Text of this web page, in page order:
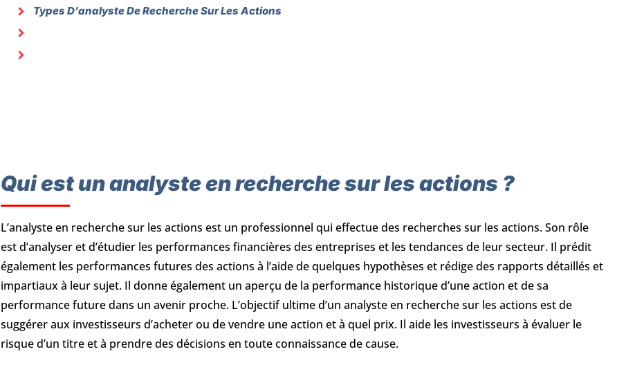
Types D’analyste De Recherche Sur Les Actions
Qui est un analyste en recherche sur les actions ?
L’analyste en recherche sur les actions est un professionnel qui effectue des recherches sur les actions. Son rôle
est d’analyser et d’étudier les performances financières des entreprises et les tendances de leur secteur. Il prédit
également les performances futures des actions à l’aide de quelques hypothèses et rédige des rapports détaillés et
impartiaux à leur sujet. Il donne également un aperçu de la performance historique d’une action et de sa
performance future dans un avenir proche. L’objectif ultime d’un analyste en recherche sur les actions est de
suggérer aux investisseurs d’acheter ou de vendre une action et à quel prix. Il aide les investisseurs à évaluer le
risque d’un titre et à prendre des décisions en toute connaissance de cause.